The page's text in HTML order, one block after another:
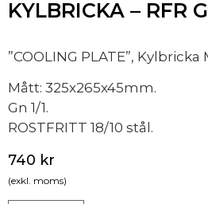
KYLBRICKA – RFR
”COOLING PLATE”, Kylbricka
Mått: 325x265x45mm.
Gn 1/1.
ROSTFRITT 18/10 stål.
740 kr
(exkl. moms)